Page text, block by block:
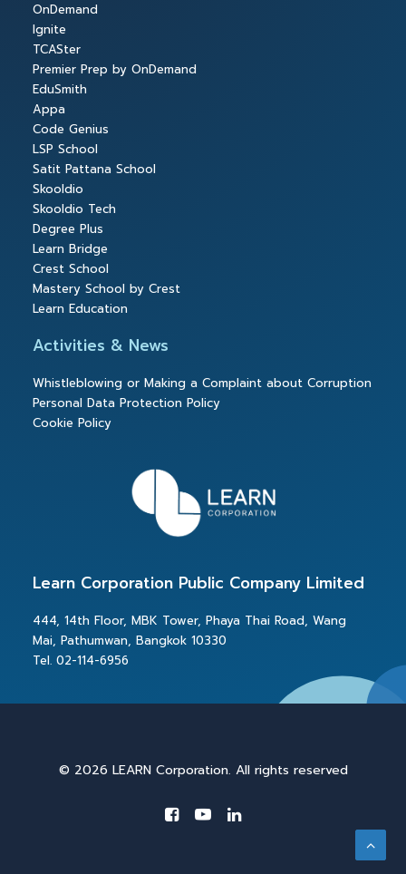
OnDemand
Ignite
TCASter
Premier Prep by OnDemand
EduSmith
Appa
Code Genius
LSP School
Satit Pattana School
Skooldio
Skooldio Tech
Degree Plus
Learn Bridge
Crest School
Mastery School by Crest
Learn Education
Activities & News
Whistleblowing or Making a Complaint about Corruption
Personal Data Protection Policy
Cookie Policy
Learn Corporation Public Company Limited
444, 14th Floor, MBK Tower, Phaya Thai Road, Wang
Mai, Pathumwan, Bangkok 10330
Tel. 02-114-6956
© 2026 LEARN Corporation. All rights reserved